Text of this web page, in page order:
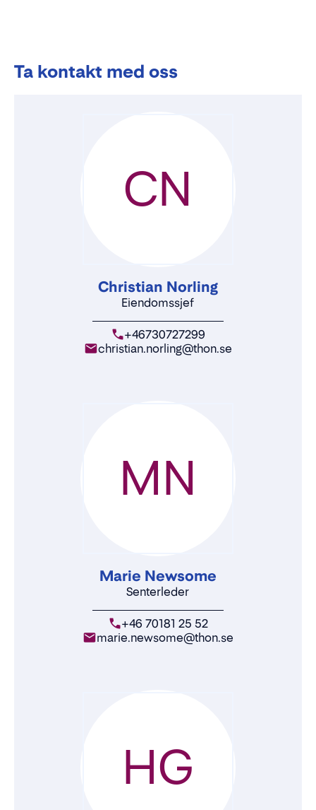
Ta kontakt med oss
Christian Norling
Eiendomssjef
+46730727299
christian.norling@thon.se
CN
Marie Newsome
Senterleder
+46 70181 25 52
marie.newsome@thon.se
MN
HG